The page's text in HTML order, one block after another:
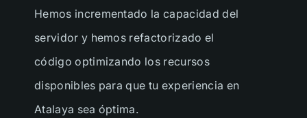
Hemos incrementado la capacidad del
servidor y hemos refactorizado el
código optimizando los recursos
disponibles para que tu experiencia en
Atalaya sea óptima.
He leído y acepto los términos del sitio
web